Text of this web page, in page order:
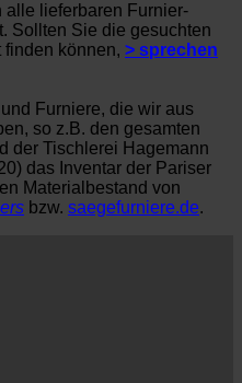
alle lieferbaren Furnier-
Sollten Sie die gesuchten
finden können, > sprechen
Furniere, die wir aus
so z.B. den gesamten
der Tischlerei Hagemann
das Inventar der Pariser
Materialbestand von
bzw. saegefurniere.de.